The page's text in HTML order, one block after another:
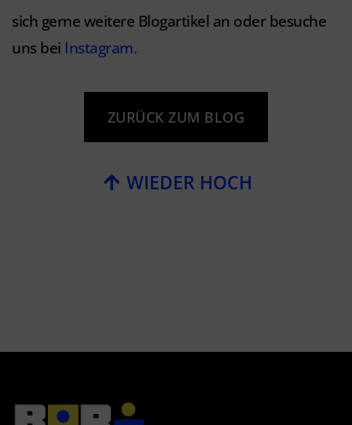
sich gerne weitere Blogartikel an oder besuche
uns bei Instagram.
ZURÜCK ZUM BLOG
WIEDER HOCH